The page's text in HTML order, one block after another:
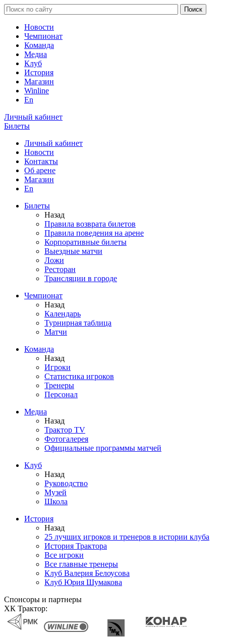
Новости
Чемпионат
Команда
Медиа
Клуб
История
Магазин
Winline
En
Личный кабинет
Билеты
Личный кабинет
Новости
Контакты
Об арене
Магазин
En
Билеты
Назад
Правила возврата билетов
Правила поведения на арене
Корпоративные билеты
Выездные матчи
Ложи
Ресторан
Трансляции в городе
Чемпионат
Назад
Календарь
Турнирная таблица
Матчи
Команда
Назад
Игроки
Статистика игроков
Тренеры
Персонал
Медиа
Назад
Трактор TV
Фотогалерея
Официальные программы матчей
Клуб
Назад
Руководство
Музей
Школа
История
Назад
25 лучших игроков и тренеров в истории клуба
История Трактора
Все игроки
Все главные тренеры
Клуб Валерия Белоусова
Клуб Юрия Шумакова
Спонсоры и партнеры
ХК Трактор: